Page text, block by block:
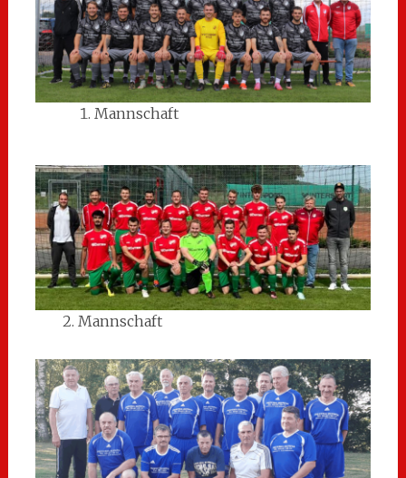
Mannschaft
2. Mannschaft